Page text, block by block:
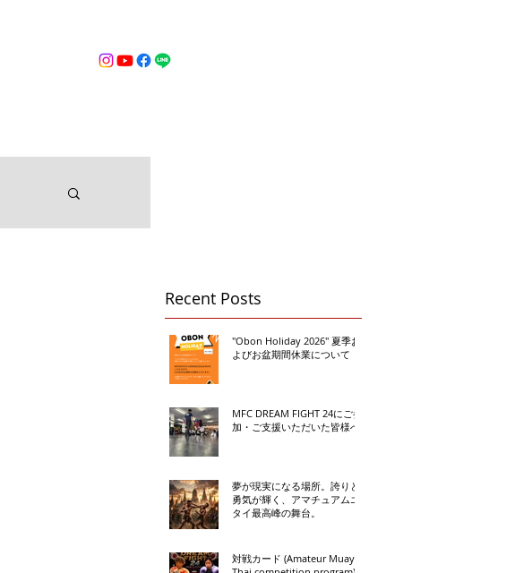
Recent Posts
"Obon Holiday 2026" 夏季お
よびお盆期間休業について
MFC DREAM FIGHT 24にご参
加・ご支援いただいた皆様へ
夢が現実になる場所。誇りと
勇気が輝く、アマチュアムエ
タイ最高峰の舞台。
対戦カード (Amateur Muay